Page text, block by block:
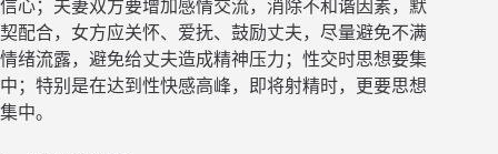
信心；夫妻双方要增加感情交流，消除不和谐因素，默
契配合，女方应关怀、爱抚、鼓励丈夫，尽量避免不满
情绪流露，避免给丈夫造成精神压力；性交时思想要集
中；特别是在达到性快感高峰，即将射精时，更要思想
集中。